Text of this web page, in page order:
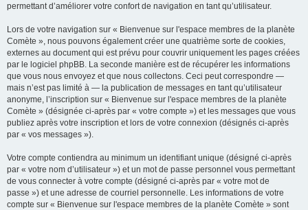
permettant d’améliorer votre confort de navigation en tant qu’utilisateur.
Lors de votre navigation sur « Bienvenue sur l'espace membres de la planète
Comète », nous pouvons également créer une quatrième sorte de cookies,
externes au document qui est prévu pour couvrir uniquement les pages créées
par le logiciel phpBB. La seconde manière est de récupérer les informations
que vous nous envoyez et que nous collectons. Ceci peut correspondre —
mais n’est pas limité à — la publication de messages en tant qu’utilisateur
anonyme, l’inscription sur « Bienvenue sur l'espace membres de la planète
Comète » (désignée ci-après par « votre compte ») et les messages que vous
publiez après votre inscription et lors de votre connexion (désignés ci-après
par « vos messages »).
Votre compte contiendra au minimum un identifiant unique (désigné ci-après
par « votre nom d’utilisateur ») et un mot de passe personnel vous permettant
de vous connecter à votre compte (désigné ci-après par « votre mot de
passe ») et une adresse de courriel personnelle. Les informations de votre
compte sur « Bienvenue sur l'espace membres de la planète Comète » sont